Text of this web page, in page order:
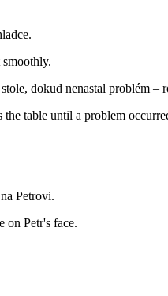
dokud nenastal problém –
the table until a problem
Petrovi.
on Petr's face.